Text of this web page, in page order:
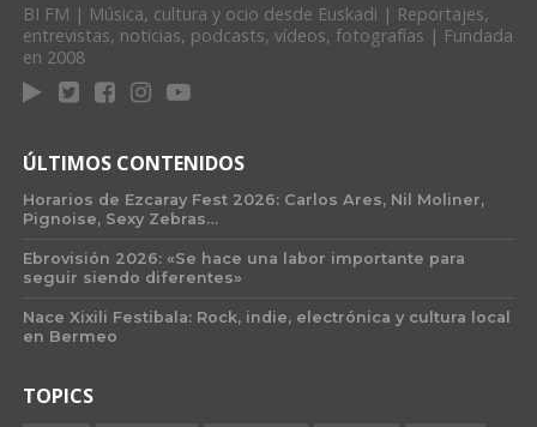
BI FM | Música, cultura y ocio desde Euskadi | Reportajes,
entrevistas, noticias, podcasts, vídeos, fotografías | Fundada
en 2008
ÚLTIMOS CONTENIDOS
Horarios de Ezcaray Fest 2026: Carlos Ares, Nil Moliner,
Pignoise, Sexy Zebras…
Ebrovisión 2026: «Se hace una labor importante para
seguir siendo diferentes»
Nace Xixili Festibala: Rock, indie, electrónica y cultura local
en Bermeo
TOPICS